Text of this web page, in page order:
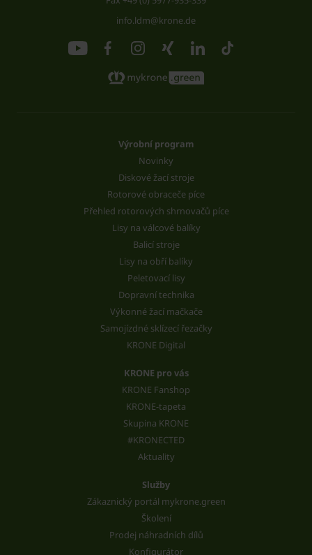
info.ldm@krone.de
Výrobní program
Novinky
Diskové žací stroje
Rotorové obraceče píce
Přehled rotorových shrnovačů píce
Lisy na válcové balíky
Balicí stroje
Lisy na obří balíky
Peletovací lisy
Dopravní technika
Výkonné žací mačkače
Samojízdné sklízecí řezačky
KRONE Digital
KRONE pro vás
KRONE Fanshop
KRONE-tapeta
Skupina KRONE
#KRONECTED
Aktuality
Služby
Zákaznický portál mykrone.green
Školení
Prodej náhradních dílů
Konfigurátor